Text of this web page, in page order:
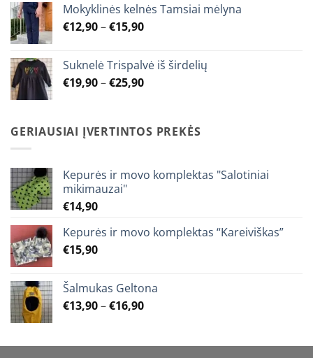
through
€23,90
Mokyklinės kelnės Tamsiai mėlyna
€12,90–€15,90Price
through
€15,90
Suknelė Trispalvė iš širdelių
€19,90–€25,90Price
through
€25,90
GERIAUSIAI ĮVERTINTOS PREKĖS
Kepurės ir movo komplektas "Salotiniai
mikimauzai"
€14,90
Kepurės ir movo komplektas “Kareiviškas”
€15,90
Šalmukas Geltona
€13,90–€16,90Price
through